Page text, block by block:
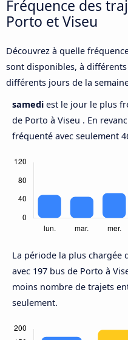
Fréquence des
Porto et Viseu
Découvrez à quelle
sont disponibles, à
différents jours de la
samedi est le jour le plus
de Porto à Viseu . En
fréquenté avec seulement
La période la plus chargée
avec 197 bus de Porto à
moins nombre de trajets
seulement.